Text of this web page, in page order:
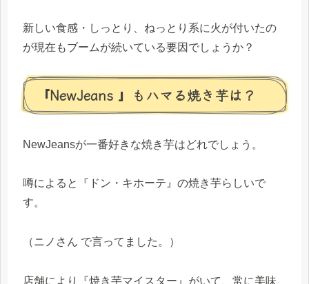
新しい食感・しっとり、ねっとり系に火が付いたの
が現在もブームが続いている要因でしょうか？
『NewJeans 』もハマる焼き芋は？
NewJeansが一番好きな焼き芋はどれでしょう。
噂によると『ドン・キホーテ』の焼き芋らしいで
す。
（ニノさん で言ってました。）
店舗により『焼き芋マイスター』がいて、常に美味